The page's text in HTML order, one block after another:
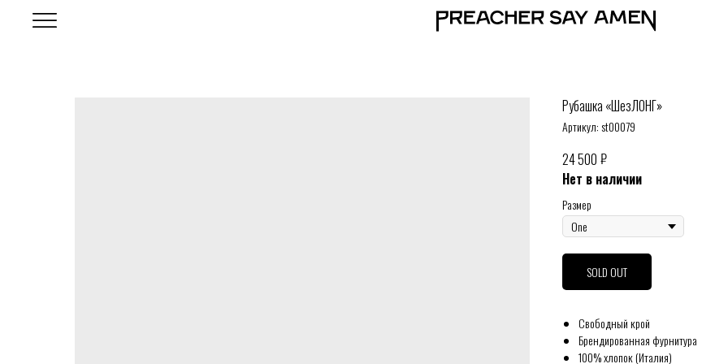
Рубашка «ШезЛОНГ»
Артикул:st00079
24 500 ₽
Нет в наличии
Размер
SOLD OUT
Свободный крой
Брендированная фурнитура
100% хлопок (Италия)